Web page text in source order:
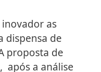
inovador as
dispensa de
proposta de
após a análise